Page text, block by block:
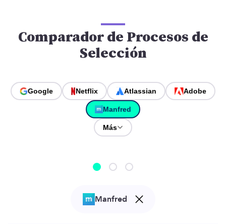
Comparador de Procesos de
Selección
Google Netflix Atlassian Adobe
Manfred
Más
Manfred